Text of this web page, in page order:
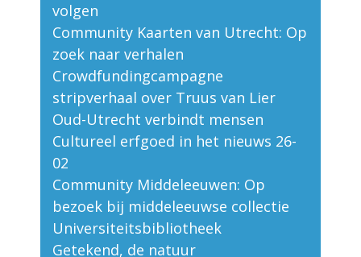
volgen
Community Kaarten van Utrecht: Op
zoek naar verhalen
Crowdfundingcampagne
stripverhaal over Truus van Lier
Oud-Utrecht verbindt mensen
Cultureel erfgoed in het nieuws 26-
02
Community Middeleeuwen: Op
bezoek bij middeleeuwse collectie
Universiteitsbibliotheek
Getekend, de natuur